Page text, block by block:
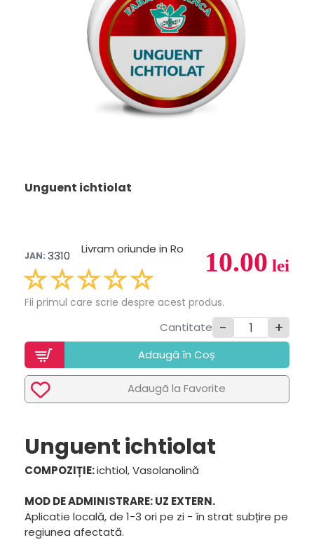
Unguent ichtiolat
10.00 lei
JAN: 3310 Livram oriunde in Ro
Fii primul care scrie despre acest produs.
Cantitate - +
Adaugã în Coș
Adaugã la Favorite
Unguent ichtiolat
COMPOZIȚIE:ichtiol, Vasolanolină
MOD DE ADMINISTRARE: UZ EXTERN.
Aplicatie locală, de 1-3 ori pe zi - în strat subțire pe
regiunea afectată.